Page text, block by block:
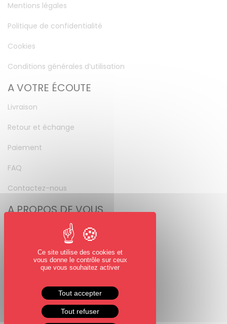
Mentions légales
Politique de confidentialité
Cookies
Conditions générales d’utilisation
A VOTRE ÉCOUTE
Livraison
Retour et échange
Paiement
FAQ
Contactez-nous
A PROPOS DE VOUS
Mot de passe perdu
NOUS SUIVRE
Facebook
Instagram
Ce site utilise des cookies et
vous donne le contrôle sur ceux
que vous souhaitez activer
Tout accepter
Tout refuser